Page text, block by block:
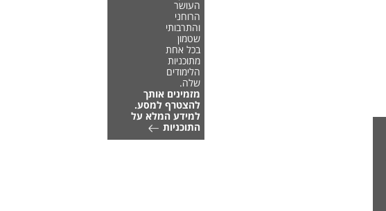
העושר
הרוחני
והתרבותי
שטמון
בכל אחת
מתוכניות
הלימודים
שלה.
מזמינים אותך
להצטרף למסע.
למידע המלא על
התוכניות